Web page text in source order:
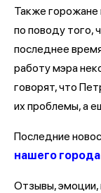
Также горожане
по поводу того,
последнее
работу мэра
говорят, что
их проблемы, а
Последние
нашего
Отзывы, эмоции,